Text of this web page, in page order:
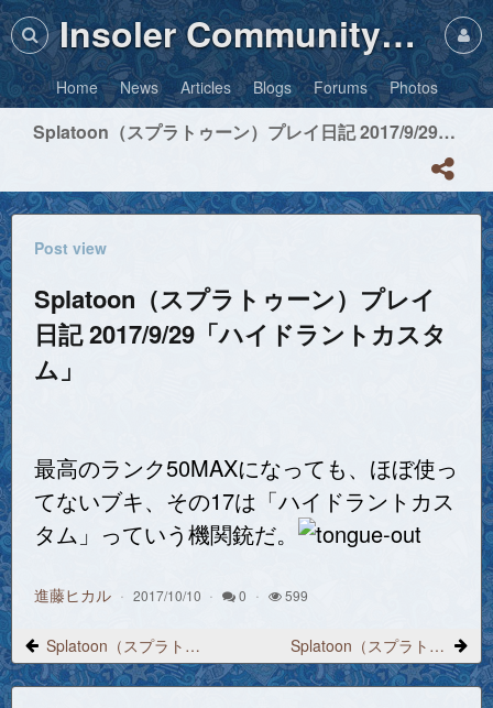
Insoler Community・Photos
Home News Articles Blogs Forums Photos
Splatoon（スプラトゥーン）プレイ日記 2017/9/29「ハイドラントカスタム」
Post view
Splatoon（スプラトゥーン）プレイ
日記 2017/9/29「ハイドラントカスタ
ム」
最高のランク50MAXになっても、ほぼ使っ
てないブキ、その17は「ハイドラントカス
タム」っていう機関銃だ。
進藤ヒカル 2017/10/10 0 599
Splatoon（スプラトゥーン）プレイ日記 2017/9/29「スクリュースロッシャーネオ」っていう洗濯機 Splatoon（スプラトゥーン）プレイ日記 2017/10/1「フェスやりたい！」